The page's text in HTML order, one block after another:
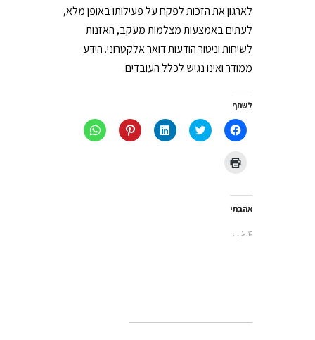
לארגון את הזכות לפקח על פעילותו באופן מלא,
לעתים באמצעות מצלמות מעקב, האזנות
לשיחות וניטור הודעות דואר אלקטרוני. הידע
ממודר ואינו נגיש לכלל העובדים.
לשתף
לחיצה
לשיתוף
לחצו
כדי
לחצו
כדי
לחץ
כדי
לחיצה
לשיתוף
אהבתי
טוען...